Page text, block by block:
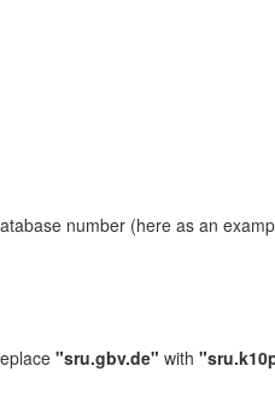
number (here as an
"sru.gbv.de" with